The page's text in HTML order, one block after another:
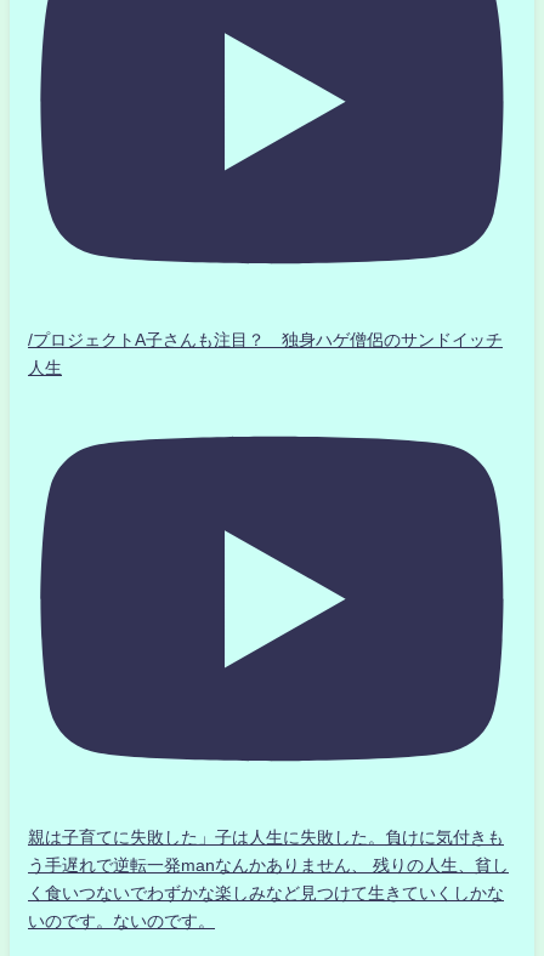
/プロジェクトA子さんも注目？ 独身ハゲ僧侶のサンドイッチ
人生
親は子育てに失敗した」子は人生に失敗した。負けに気付きも
う手遅れで逆転一発manなんかありません、 残りの人生、貧し
く食いつないでわずかな楽しみなど見つけて生きていくしかな
いのです。ないのです。